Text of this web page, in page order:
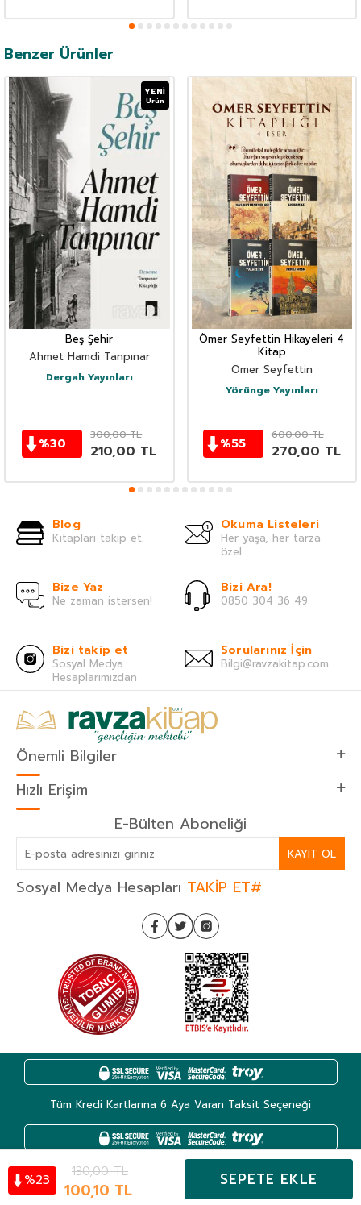
%23 130,00TL
100,10 TL SEPETE EKLE
Benzer Ürünler
YENI
Ürün
Beş Şehir
Ahmet Hamdi Tanpınar
Dergah Yayınları
%30
300,00TL
210,00 TL
Ömer Seyfettin Hikayeleri 4
Kitap
Ömer Seyfettin
Yörünge Yayınları
%55
600,00TL
270,00 TL
Blog
Kitapları takip et.
Okuma Listeleri
Her yaşa, her tarza
özel.
Bize Yaz
Ne zaman istersen!
Bizi Ara!
0850 304 36 49
Bizi takip et
Sosyal Medya
Hesaplarımızdan
Sorularınız İçin
Bilgi@ravzakitap.com
Önemli Bilgiler
Hızlı Erişim
E-Bülten Aboneliği
KAYIT OL
Sosyal Medya Hesapları TAKİP ET#
Tüm Kredi Kartlarına 6 Aya Varan Taksit Seçeneği
Kategoriler Hesabım Favoriler Sepet